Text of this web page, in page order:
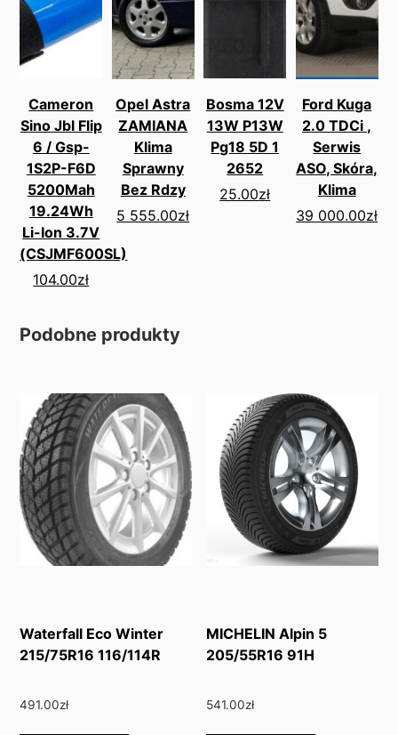
Cameron
Sino Jbl Flip
6 / Gsp-
1S2P-F6D
5200Mah
19.24Wh
Li-Ion 3.7V
(CSJMF600SL)
104.00zł
Opel Astra
ZAMIANA
Klima
Sprawny
Bez Rdzy
5 555.00zł
Bosma 12V
13W P13W
Pg18 5D 1
2652
25.00zł
Ford Kuga
2.0 TDCi ,
Serwis
ASO, Skóra,
Klima
39 000.00zł
Podobne produkty
Waterfall Eco Winter
215/75R16 116/114R
491.00zł
MICHELIN Alpin 5
205/55R16 91H
541.00zł